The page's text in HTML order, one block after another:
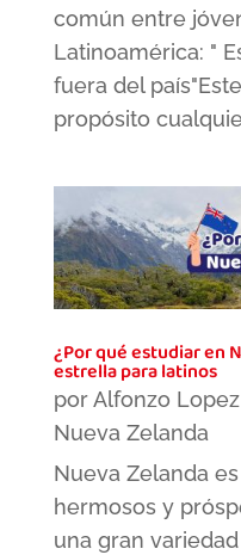
común entre
Latinoamérica: "
fuera del
propósito
¿Por qué estudiar en
estrella para latinos
porAlfonzo Lopez
Nueva Zelanda
Nueva Zelanda
hermosos y
una gran